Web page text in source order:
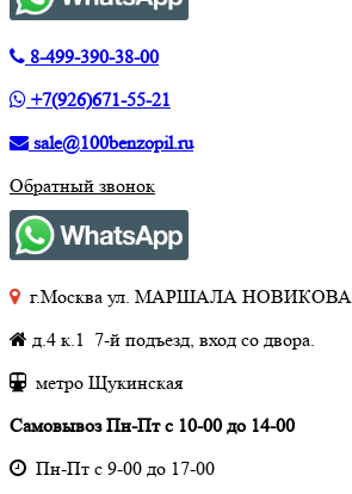
8-499-390-38-00
+7(926)671-55-21
sale@100benzopil.ru
Обратный звонок
г.Москва ул. МАРШАЛА НОВИКОВА
д.4 к.1 7-й подъезд, вход со двора.
метро Щукинская
Самовывоз Пн-Пт с 10-00 до 14-00
Пн-Пт с 9-00 до 17-00